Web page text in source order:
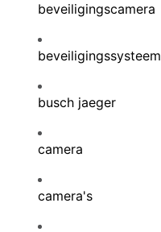
beveiligingscamera
beveiligingssysteem
busch jaeger
camera
camera's